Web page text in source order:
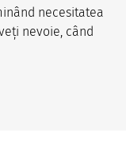
necesitatea
nevoie, când